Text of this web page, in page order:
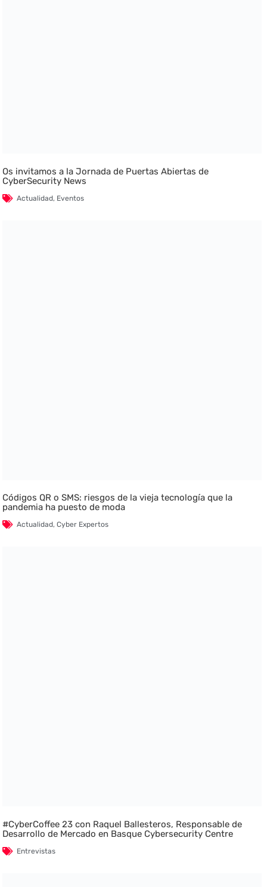
Os invitamos a la Jornada de Puertas Abiertas de
CyberSecurity News
Actualidad, Eventos
Códigos QR o SMS: riesgos de la vieja tecnología que la
pandemia ha puesto de moda
Actualidad,Cyber Expertos
#CyberCoffee 23 con Raquel Ballesteros, Responsable de
Desarrollo de Mercado en Basque Cybersecurity Centre
Entrevistas